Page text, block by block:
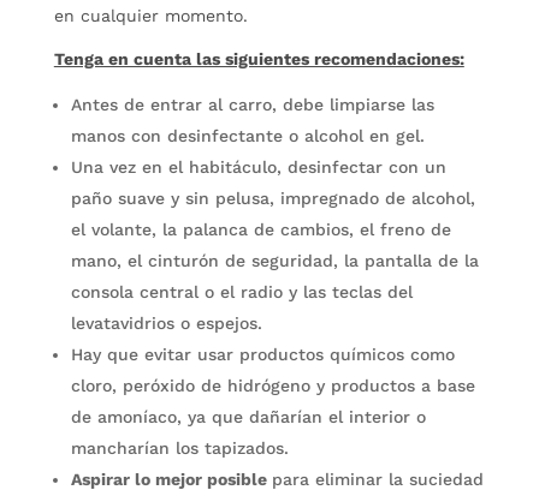
en cualquier momento.
Tenga en cuenta las siguientes recomendaciones:
Antes de entrar al carro, debe limpiarse las
manos con desinfectante o alcohol en gel.
Una vez en el habitáculo, desinfectar con un
paño suave y sin pelusa, impregnado de alcohol,
el volante, la palanca de cambios, el freno de
mano, el cinturón de seguridad, la pantalla de la
consola central o el radio y las teclas del
levatavidrios o espejos.
Hay que evitar usar productos químicos como
cloro, peróxido de hidrógeno y productos a base
de amoníaco, ya que dañarían el interior o
mancharían los tapizados.
Aspirar lo mejor posible para eliminar la suciedad